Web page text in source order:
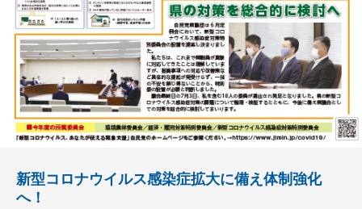
新型コロナウイルス感染症拡大に備え体制強化
へ！